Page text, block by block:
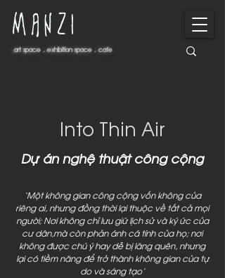
art space . exhibition space . cafe
art space . exhibition space . cafe
Into Thin Air
Dự án nghệ thuật công cộng
‘Một không gian công cộng vốn không của
riêng ai, nhưng đồng thời lại thuộc về tất cả mọi
người; Nơi không chỉ lưu giữ lịch sử và ký ức của
cư dân,mà còn phản ánh cá tính của họ; nơi
không được chú ý hay dễ bị lãng quên, nhưng
lại có tiềm năng để trở thành không gian của tự
do và sáng tạo’